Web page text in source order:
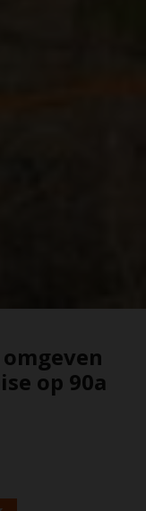
op 90a